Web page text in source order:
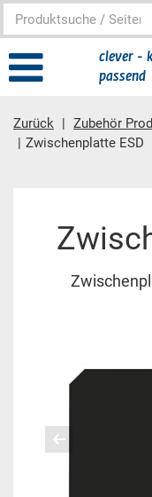
clever -
passend
Zurück Zubehör
Zwischenplatte ESD